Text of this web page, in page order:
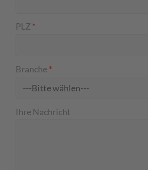
PLZ *
Branche*
Ihre Nachricht